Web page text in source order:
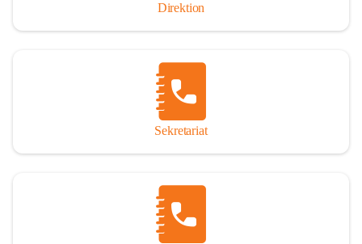
Direktion
Sekretariat